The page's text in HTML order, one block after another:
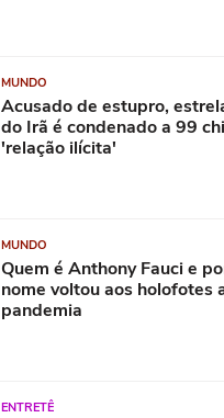
MUNDO
Acusado de estupro,
do Irã é condenado a 99
'relação ilícita'
MUNDO
Quem é Anthony Fauci e
nome voltou aos holofotes
pandemia
ENTRETÊ